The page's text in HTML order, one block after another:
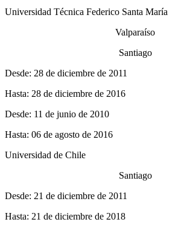
Universidad Técnica Federico Santa María
Valparaíso
Santiago
Desde: 28 de diciembre de 2011
Hasta: 28 de diciembre de 2016
Desde: 11 de junio de 2010
Hasta: 06 de agosto de 2016
Universidad de Chile
Santiago
Desde: 21 de diciembre de 2011
Hasta: 21 de diciembre de 2018